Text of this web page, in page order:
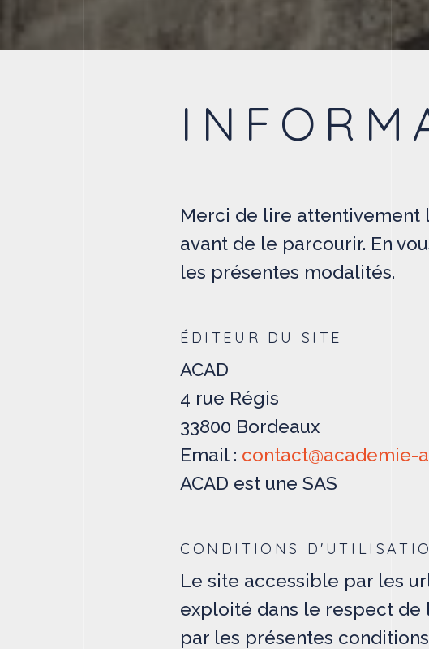
Merci de lire attentivement
avant de le parcourir. En
les présentes modalités.
ÉDITEUR DU SITE
ACAD
4 rue Régis
33800 Bordeaux
Email : contact@academie-
ACAD est une SAS
CONDITIONS
Le site accessible par les
exploité dans le respect
par les présentes